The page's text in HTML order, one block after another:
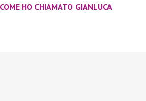
COME HO CHIAMATO GIANLUCA